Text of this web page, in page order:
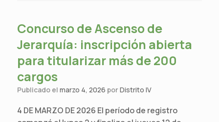
Concurso de Ascenso de
Jerarquía: inscripción abierta
para titularizar más de 200
cargos
Publicado el marzo 4, 2026 porDistrito IV
4 DE MARZO DE 2026 El período de registro